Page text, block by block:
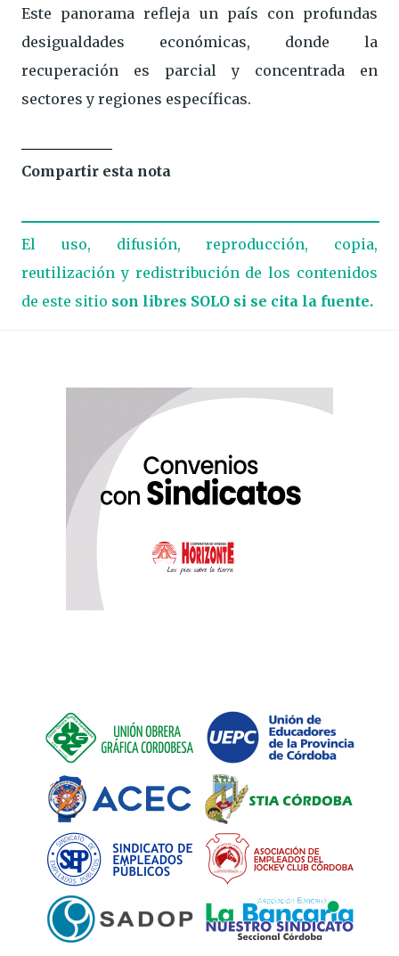
Este panorama refleja un país con profundas
desigualdades económicas, donde la
recuperación es parcial y concentrada en
sectores y regiones específicas.
Compartir esta nota
El uso, difusión, reproducción, copia,
reutilización y redistribución de los contenidos
de este sitio son libres SOLO si se cita la fuente.